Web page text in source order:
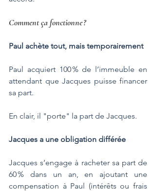
Comment ça fonctionne ?
Paul achète tout, mais temporairement
Paul acquiert 100 % de l’immeuble en
attendant que Jacques puisse financer
sa part.
En clair, il "porte" la part de Jacques.
Jacques a une obligation différée
Jacques s’engage à racheter sa part de
60 % dans un an, en ajoutant une
compensation à Paul (intérêts ou frais